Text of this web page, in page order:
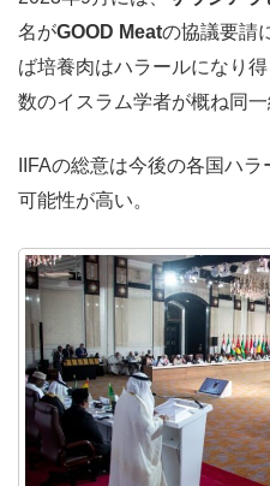
名がGOOD Meatの協議要請
ば培養肉はハラールになり
数のイスラム学者が概ね同
IIFAの総意は今後の各国ハ
可能性が高い。